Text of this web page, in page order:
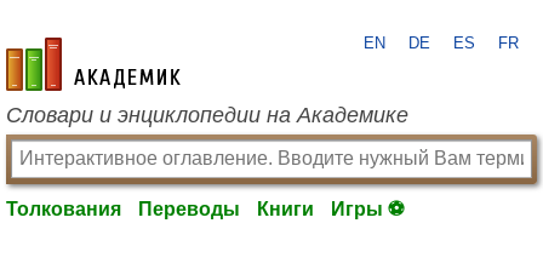
academic.ru
EN DE ES FR
Словари и энциклопедии на Академике
Толкования Переводы Книги Игры ⚽